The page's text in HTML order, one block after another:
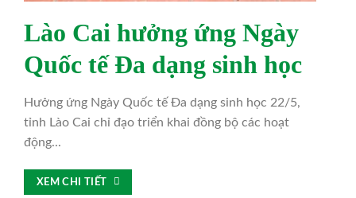
Lào Cai hưởng ứng Ngày
Quốc tế Đa dạng sinh học
Hưởng ứng Ngày Quốc tế Đa dạng sinh học 22/5,
tỉnh Lào Cai chỉ đạo triển khai đồng bộ các hoạt
động...
XEM CHI TIẾT